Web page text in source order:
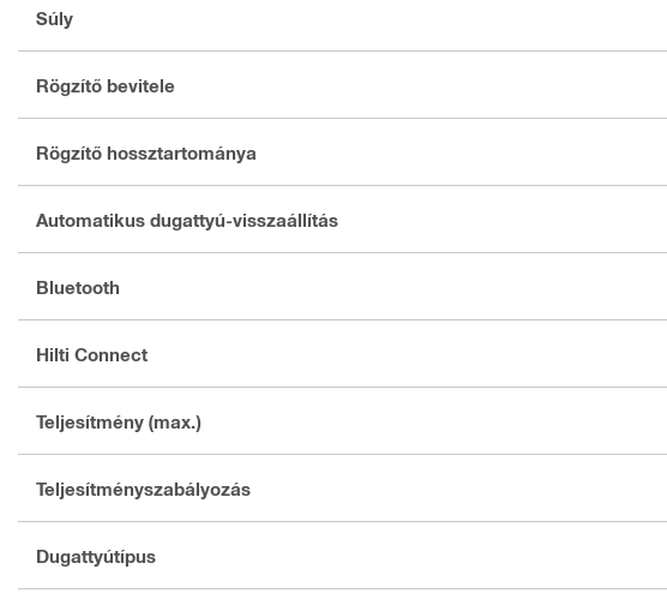
Súly
Rögzítő bevitele
Rögzítő hossztartománya
Automatikus dugattyú-visszaállítás
Bluetooth
Hilti Connect
Teljesítmény (max.)
Teljesítményszabályozás
Dugattyútípus